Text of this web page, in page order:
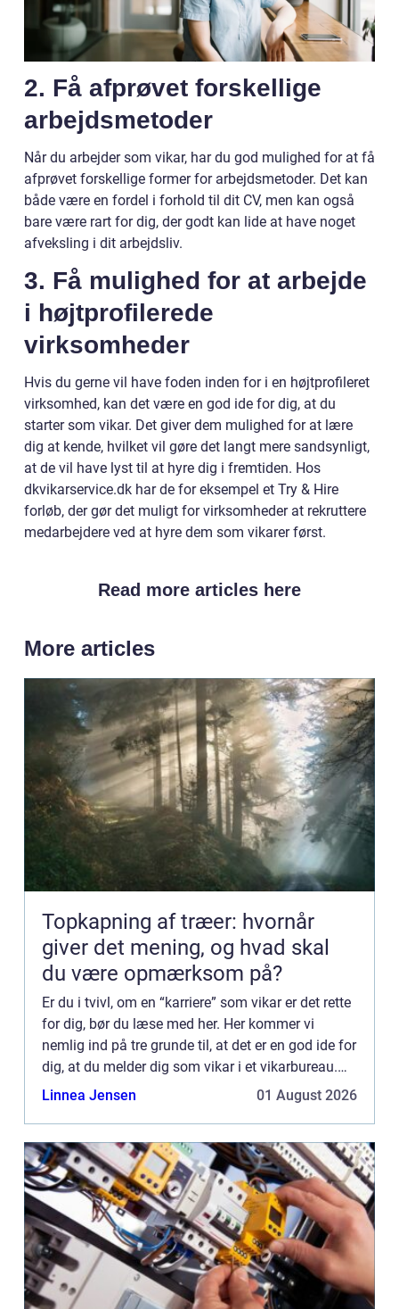
2. Få afprøvet forskellige
arbejdsmetoder
Når du arbejder som vikar, har du god mulighed for at få
afprøvet forskellige former for arbejdsmetoder. Det kan
både være en fordel i forhold til dit CV, men kan også
bare være rart for dig, der godt kan lide at have noget
afveksling i dit arbejdsliv.
3. Få mulighed for at arbejde
i højtprofilerede
virksomheder
Hvis du gerne vil have foden inden for i en højtprofileret
virksomhed, kan det være en god ide for dig, at du
starter som vikar. Det giver dem mulighed for at lære
dig at kende, hvilket vil gøre det langt mere sandsynligt,
at de vil have lyst til at hyre dig i fremtiden. Hos
dkvikarservice.dk har de for eksempel et Try & Hire
forløb, der gør det muligt for virksomheder at rekruttere
medarbejdere ved at hyre dem som vikarer først.
Read more articles here
More articles
Topkapning af træer: hvornår
giver det mening, og hvad skal
du være opmærksom på?
Er du i tvivl, om en “karriere” som vikar er det rette
for dig, bør du læse med her. Her kommer vi
nemlig ind på tre grunde til, at det er en god ide for
dig, at du melder dig som vikar i et vikarbureau.
Det kan for eksempel være dkvikars...
Linnea Jensen 01 August 2026